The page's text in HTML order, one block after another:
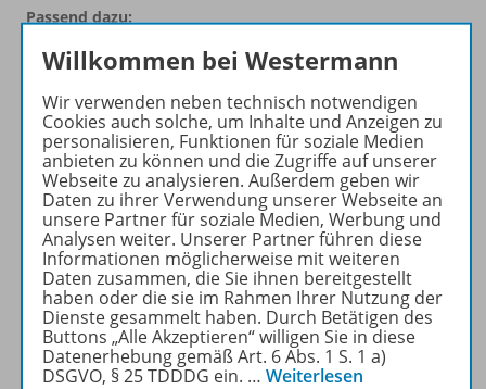
Passend dazu:
Produktinformationen
Zugehörige Produkte
Willkommen bei Westermann
Wir verwenden neben technisch notwendigen
Cookies auch solche, um Inhalte und Anzeigen zu
personalisieren, Funktionen für soziale Medien
anbieten zu können und die Zugriffe auf unserer
Webseite zu analysieren. Außerdem geben wir
Daten zu ihrer Verwendung unserer Webseite an
unsere Partner für soziale Medien, Werbung und
Analysen weiter. Unserer Partner führen diese
Informationen möglicherweise mit weiteren
Daten zusammen, die Sie ihnen bereitgestellt
haben oder die sie im Rahmen Ihrer Nutzung der
Dienste gesammelt haben. Durch Betätigen des
Buttons „Alle Akzeptieren“ willigen Sie in diese
Datenerhebung gemäß Art. 6 Abs. 1 S. 1 a)
DSGVO, § 25 TDDDG ein. … Weiterlesen